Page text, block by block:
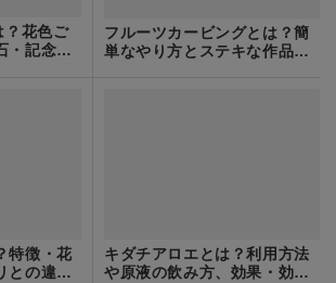
？花色ご
・記念日
フルーツカービングとは？簡
単なやり方とステキな作品例
特徴・花
との違い
キダチアロエとは？利用方法
や原液の飲み方、効果・効能